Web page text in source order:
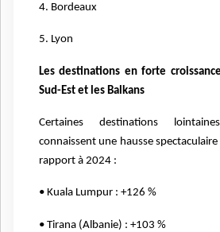
4. Bordeaux
5. Lyon
Les destinations en forte
Sud-Est et les Balkans
Certaines destinations
connaissent une hausse
rapport à 2024 :
• Kuala Lumpur : +126 %
• Tirana (Albanie) : +103 %